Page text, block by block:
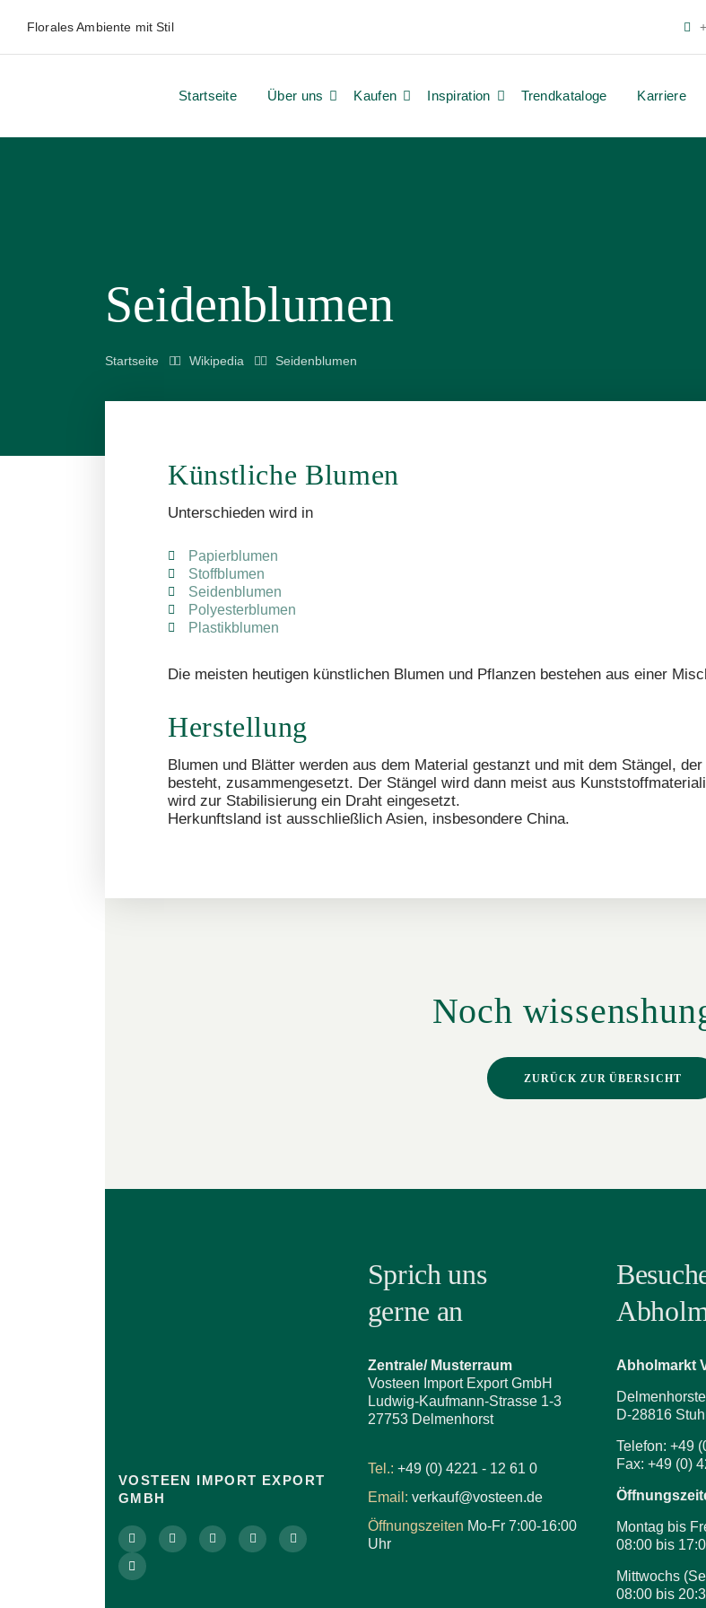
Florales Ambiente mit Stil
Startseite Über uns Kaufen Inspiration Trendkataloge Karriere
Seidenblumen
Startseite Wikipedia Seidenblumen
Künstliche Blumen
Unterschieden wird in
Papierblumen
Stoffblumen
Seidenblumen
Polyesterblumen
Plastikblumen
Die meisten heutigen künstlichen Blumen und Pflanzen bestehen aus einer
Herstellung
Blumen und Blätter werden aus dem Material gestanzt und mit dem Stängel,
besteht, zusammengesetzt. Der Stängel wird dann meist aus
wird zur Stabilisierung ein Draht eingesetzt.
Herkunftsland ist ausschließlich Asien, insbesondere China.
Noch
ZURÜCK ZUR ÜBERSICHT
VOSTEEN IMPORT EXPORT
GMBH
Sprich uns
gerne an
Zentrale/ Musterraum
Vosteen Import Export GmbH
Ludwig-Kaufmann-Strasse 1-3
27753 Delmenhorst
Tel.: +49 (0) 4221 - 12 61 0
Email: verkauf@vosteen.de
Öffnungszeiten Mo-Fr 7:00-16:00
Uhr
Abholmarkt
D-28816
Telefon: +49
Fax: +49 (0)
Montag bis
08:00 bis
Mittwochs
08:00 bis